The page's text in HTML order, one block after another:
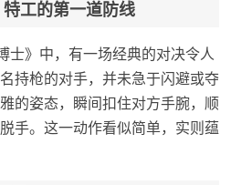
工的第一道防线
士》中，有一场经典的对决令人
持枪的对手，并未急于闪避或夺
的姿态，瞬间扣住对方手腕，顺
手。这一动作看似简单，实则蕴